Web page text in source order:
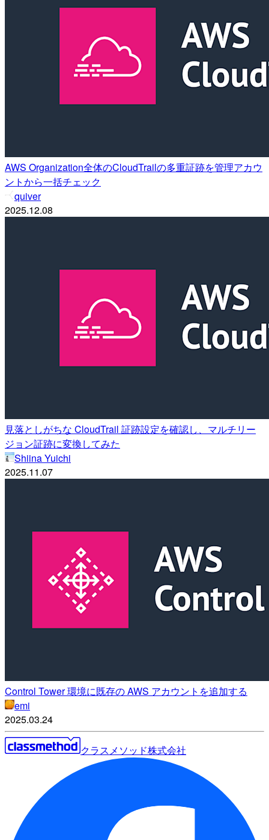
AWS Organization全体のCloudTrailの多重証跡を管理アカウ
ントから一括チェック
quiver
2025.12.08
見落としがちな CloudTrail 証跡設定を確認し、マルチリー
ジョン証跡に変換してみた
Shiina Yuichi
2025.11.07
Control Tower 環境に既存の AWS アカウントを追加する
emi
2025.03.24
クラスメソッド株式会社